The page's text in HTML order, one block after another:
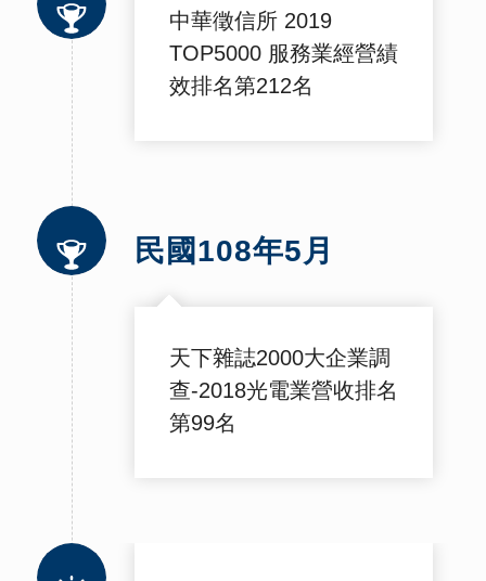
中華徵信所 2019
TOP5000 服務業經營績
效排名第212名
民國108年5月
天下雜誌2000大企業調
查-2018光電業營收排名
第99名